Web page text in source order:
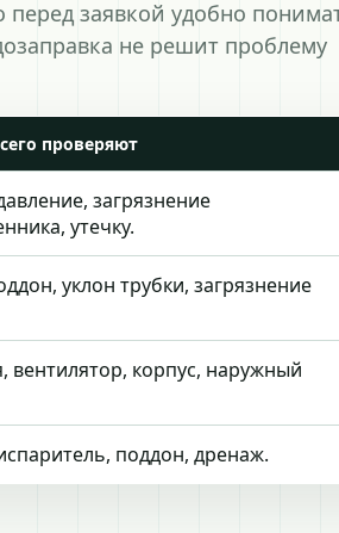
перед заявкой удобно
не решит проблему
проверяют
загрязнение
утечку.
уклон трубки, загрязнение
вентилятор, корпус, наружный
поддон, дренаж.